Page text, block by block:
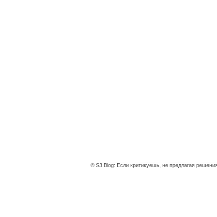
© S3.Blog: Если критикуешь, не предлагая